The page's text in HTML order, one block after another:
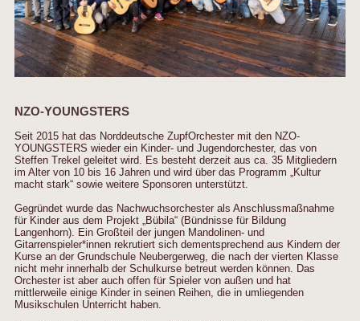
NZO-YOUNGSTERS
Seit 2015 hat das Norddeutsche ZupfOrchester mit den NZO-
YOUNGSTERS wieder ein Kinder- und Jugendorchester, das von
Steffen Trekel geleitet wird. Es besteht derzeit aus ca. 35 Mitgliedern
im Alter von 10 bis 16 Jahren und wird über das Programm „Kultur
macht stark“ sowie weitere Sponsoren unterstützt.
Gegründet wurde das Nachwuchsorchester als Anschlussmaßnahme
für Kinder aus dem Projekt „Bübila“ (Bündnisse für Bildung
Langenhorn). Ein Großteil der jungen Mandolinen- und
Gitarrenspieler*innen rekrutiert sich dementsprechend aus Kindern der
Kurse an der Grundschule Neubergerweg, die nach der vierten Klasse
nicht mehr innerhalb der Schulkurse betreut werden können. Das
Orchester ist aber auch offen für Spieler von außen und hat
mittlerweile einige Kinder in seinen Reihen, die in umliegenden
Musikschulen Unterricht haben.